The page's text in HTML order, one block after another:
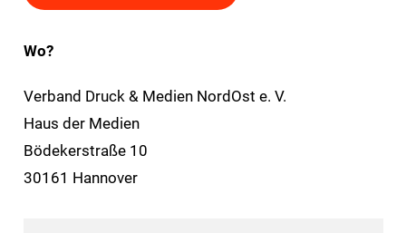
Wo?
Verband Druck & Medien NordOst e. V.
Haus der Medien
Bödekerstraße 10
30161 Hannover